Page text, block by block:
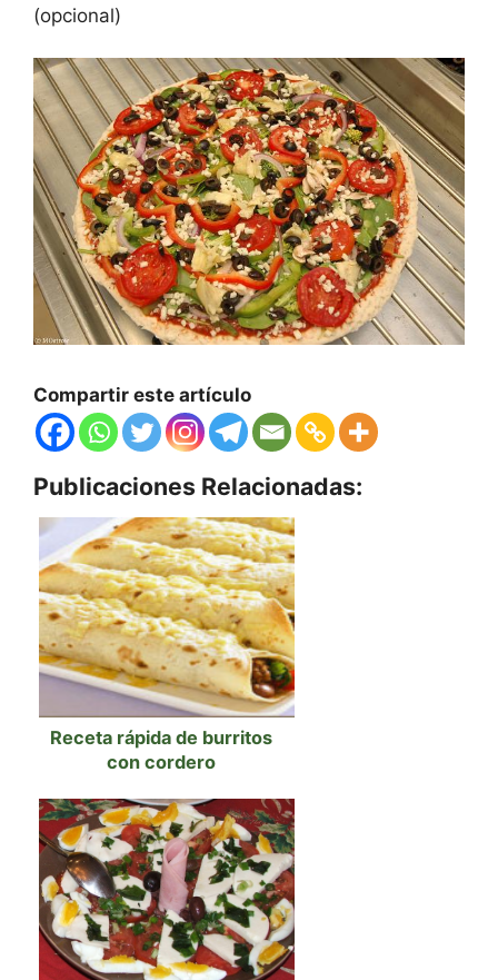
(opcional)
Compartir este artículo
Publicaciones Relacionadas:
Receta rápida de burritos
con cordero